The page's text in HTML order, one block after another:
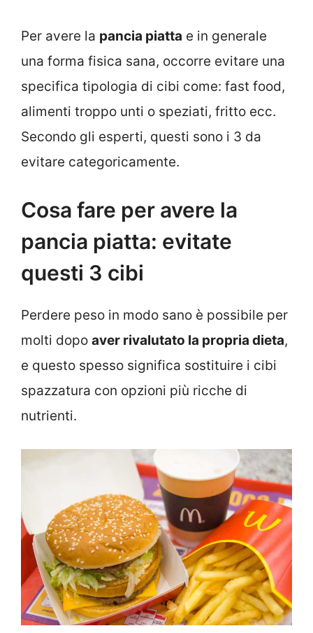
Per avere la pancia piatta e in generale
una forma fisica sana, occorre evitare una
specifica tipologia di cibi come: fast food,
alimenti troppo unti o speziati, fritto ecc.
Secondo gli esperti, questi sono i 3 da
evitare categoricamente.
Cosa fare per avere la
pancia piatta: evitate
questi 3 cibi
Perdere peso in modo sano è possibile per
molti dopo aver rivalutato la propria dieta,
e questo spesso significa sostituire i cibi
spazzatura con opzioni più ricche di
nutrienti.